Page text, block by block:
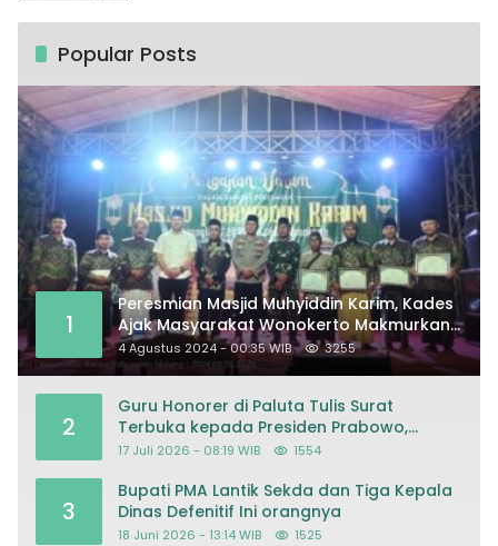
Popular Posts
1
Peresmian Masjid Muhyiddin Karim, Kades
Ajak Masyarakat Wonokerto Makmurkan
Masjid
4 Agustus 2024 - 00:35 WIB 3255
2
Guru Honorer di Paluta Tulis Surat
Terbuka kepada Presiden Prabowo,
Mohon Keadilan atas Dugaan
17 Juli 2026 - 08:19 WIB 1554
3
Bupati PMA Lantik Sekda dan Tiga Kepala
Dinas Defenitif Ini orangnya
18 Juni 2026 - 13:14 WIB 1525